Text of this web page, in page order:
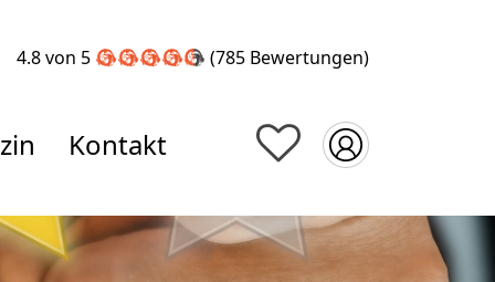
4.8 von 5 (785 Bewertungen)
Kontakt